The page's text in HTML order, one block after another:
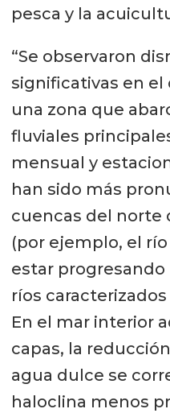
pesca y la
“Se observaron
significativas en
una zona que
fluviales
mensual y
han sido más
cuencas del norte
(por ejemplo, el
estar progresando
ríos
En el mar interior
capas, la
agua dulce se
haloclina menos